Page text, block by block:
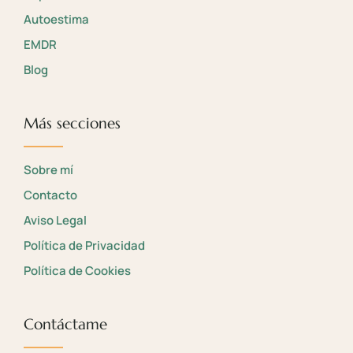
Autoestima
EMDR
Blog
Más secciones
Sobre mí
Contacto
Aviso Legal
Política de Privacidad
Política de Cookies
Contáctame